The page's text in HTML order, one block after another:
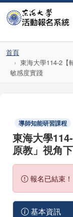
首頁
東海大學114-2【
敏感度實踐
導師知能研習課程
東海大學
原教」視角
報名已結束！
基本資訊